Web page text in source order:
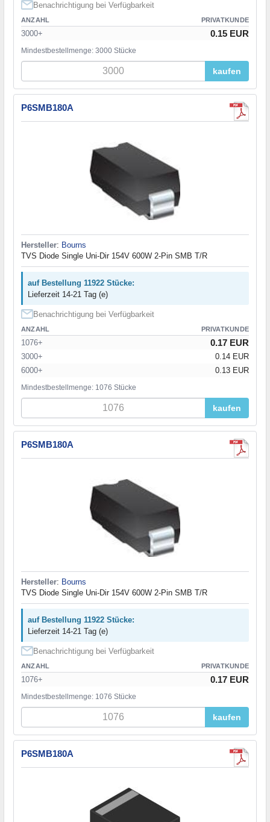
Benachrichtigung bei Verfügbarkeit
ANZAHL PRIVATKUNDE
3000+ 0.15 EUR
Mindestbestellmenge: 3000 Stücke
kaufen
P6SMB180A
Hersteller: Bourns
TVS Diode Single Uni-Dir 154V 600W 2-Pin SMB T/R
auf Bestellung 11922 Stücke:
Lieferzeit 14-21 Tag (e)
Benachrichtigung bei Verfügbarkeit
ANZAHL PRIVATKUNDE
1076+ 0.17 EUR
3000+
0.14 EUR
6000+
0.13 EUR
Mindestbestellmenge: 1076 Stücke
kaufen
P6SMB180A
Hersteller: Bourns
TVS Diode Single Uni-Dir 154V 600W 2-Pin SMB T/R
auf Bestellung 11922 Stücke:
Lieferzeit 14-21 Tag (e)
Benachrichtigung bei Verfügbarkeit
ANZAHL PRIVATKUNDE
1076+ 0.17 EUR
Mindestbestellmenge: 1076 Stücke
kaufen
P6SMB180A